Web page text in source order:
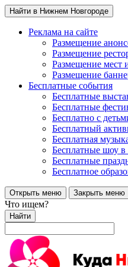
Найти в Нижнем Новгороде
Реклама на сайте
Размещение
Размещение
Размещение мест
Размещение
Бесплатные события
Бесплатные
Бесплатные
Бесплатно с
Бесплатный
Бесплатная
Бесплатные шоу
Бесплатные
Бесплатное
Открыть меню Закрыть меню
Что ищем?
Найти